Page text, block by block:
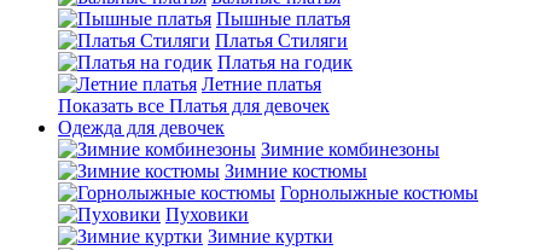
Пышные платья
Платья Стиляги
Платья на годик
Летние платья
Показать все Платья для девочек
Одежда для девочек
Зимние комбинезоны
Зимние костюмы
Горнолыжные костюмы
Пуховики
Зимние куртки